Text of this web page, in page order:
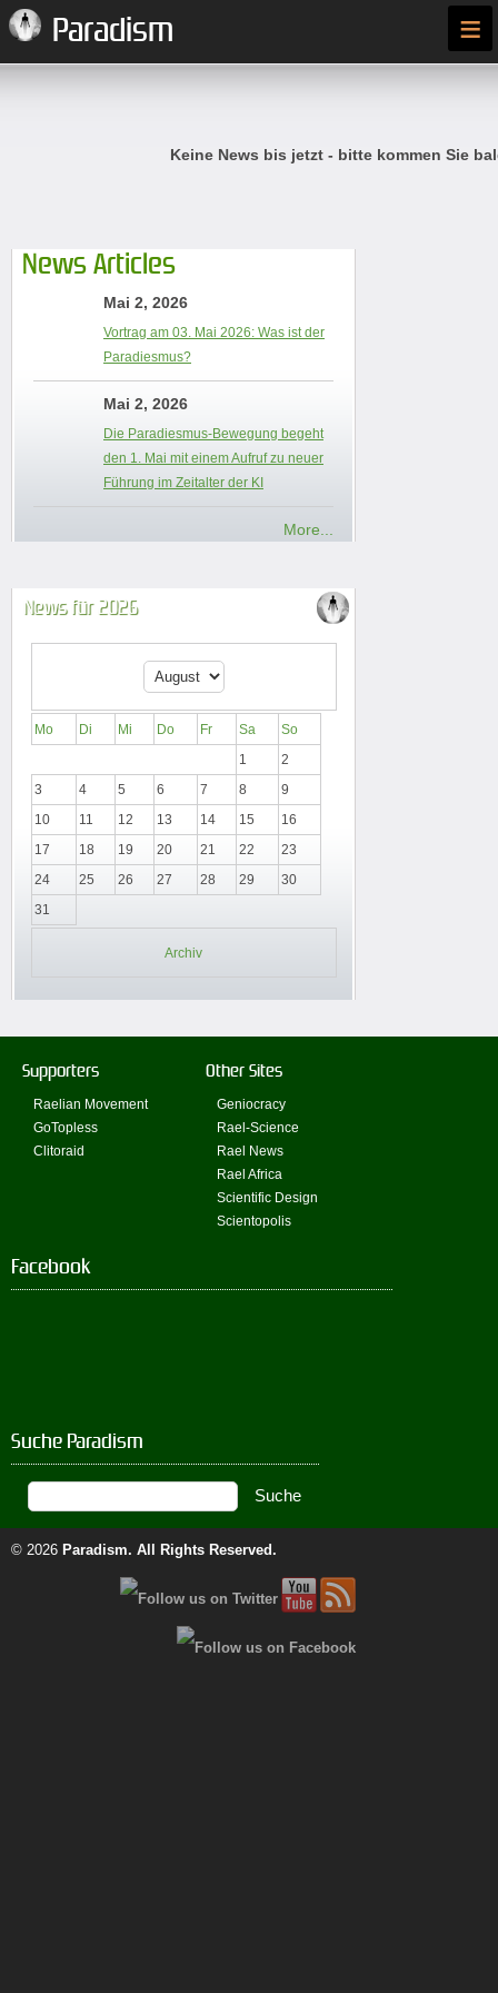
Paradism ≡
Keine News bis jetzt - bitte kommen Sie
News Articles
Mai 2, 2026
Vortrag am 03. Mai 2026: Was ist der
Paradiesmus?
Mai 2, 2026
Die Paradiesmus-Bewegung begeht
den 1. Mai mit einem Aufruf zu neuer
Führung im Zeitalter der KI
More...
News für 2026
Mo Di Mi Do Fr Sa
So
1
2
3
4 5 6 7 8
9
10
11 12 13 14 15
16
17
18 19 20 21 22
23
24
25 26 27 28 29
30
31
Archiv
Supporters
Raelian Movement
GoTopless
Clitoraid
Other Sites
Geniocracy
Rael-Science
Rael News
Rael Africa
Scientific Design
Scientopolis
Facebook
Suche Paradism
© 2026 Paradism. All Rights Reserved.